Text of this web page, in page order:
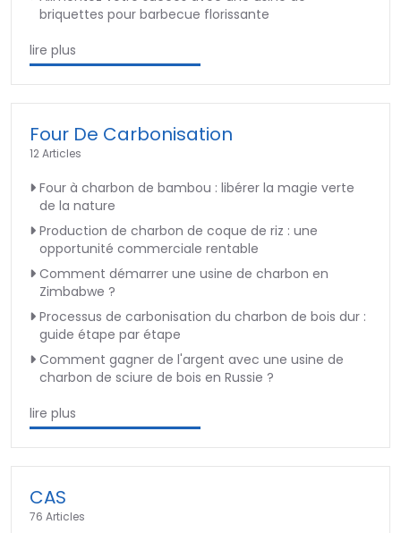
briquettes pour barbecue florissante
lire plus
Four De Carbonisation
12 Articles
Four à charbon de bambou : libérer la magie verte
de la nature
Production de charbon de coque de riz : une
opportunité commerciale rentable
Comment démarrer une usine de charbon en
Zimbabwe ?
Processus de carbonisation du charbon de bois dur :
guide étape par étape
Comment gagner de l'argent avec une usine de
charbon de sciure de bois en Russie ?
lire plus
CAS
76 Articles